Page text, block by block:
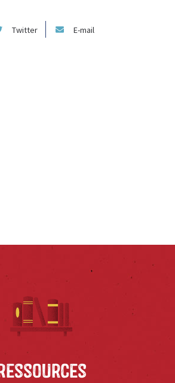
Twitter E-mail